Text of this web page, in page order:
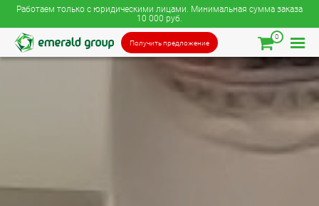
Работаем только с юридическими лицами. Минимальная сумма заказа
10 000 руб.
Получить предложение
0